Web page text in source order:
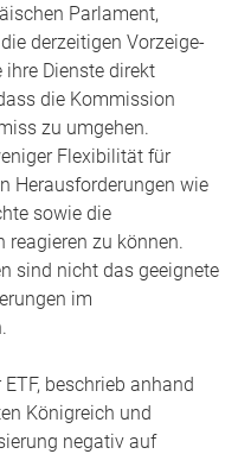
Parlament,
derzeitigen Vorzeige-
ihre Dienste direkt
die Kommission
zu umgehen.
Flexibilität für
Herausforderungen wie
sowie die
reagieren zu können.
sind nicht das geeignete
im
beschrieb anhand
Königreich und
negativ auf